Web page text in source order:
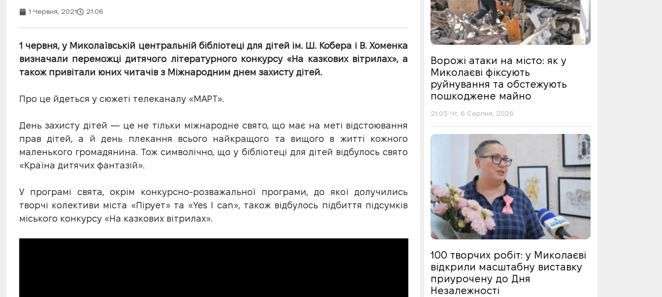
1 Червня, 2021 21:06
1 червня, у Миколаївській центральній бібліотеці для дітей ім. Ш. Кобера і В. Хоменка
визначали переможці дитячого літературного конкурсу «На казкових вітрилах», а
також привітали юних читачів з Міжнародним днем захисту дітей.
Про це йдеться у сюжеті телеканалу «МАРТ».
День захисту дітей — це не тільки міжнародне свято, що має на меті відстоювання
прав дітей, а й день плекання всього найкращого та вищого в житті кожного
маленького громадянина. Тож символічно, що у бібліотеці для дітей відбулось свято
«Країна дитячих фантазій».
У програмі свята, окрім конкурсно-розважальної програми, до якої долучились
творчі колективи міста «Пірует» та «Yes I can», також відбулось підбиття підсумків
міського конкурсу «На казкових вітрилах».
Ворожі атаки на місто: як у
Миколаєві фіксують
руйнування та обстежують
пошкоджене майно
21:03 Чт, 6 Серпня, 2026
100 творчих робіт: у Миколаєві
відкрили масштабну виставку
приурочену до Дня
Незалежності